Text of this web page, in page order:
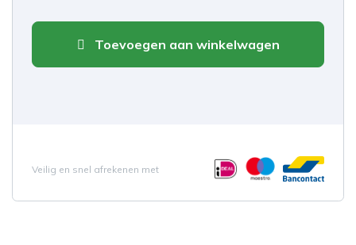
Toevoegen aan winkelwagen
Veilig en snel afrekenen met